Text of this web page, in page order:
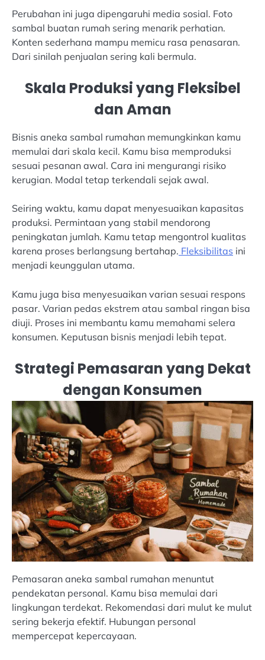
Perubahan ini juga dipengaruhi media sosial. Foto
sambal buatan rumah sering menarik perhatian.
Konten sederhana mampu memicu rasa penasaran.
Dari sinilah penjualan sering kali bermula.
Skala Produksi yang Fleksibel
dan Aman
Bisnis aneka sambal rumahan memungkinkan kamu
memulai dari skala kecil. Kamu bisa memproduksi
sesuai pesanan awal. Cara ini mengurangi risiko
kerugian. Modal tetap terkendali sejak awal.
Seiring waktu, kamu dapat menyesuaikan kapasitas
produksi. Permintaan yang stabil mendorong
peningkatan jumlah. Kamu tetap mengontrol kualitas
karena proses berlangsung bertahap. Fleksibilitas ini
menjadi keunggulan utama.
Kamu juga bisa menyesuaikan varian sesuai respons
pasar. Varian pedas ekstrem atau sambal ringan bisa
diuji. Proses ini membantu kamu memahami selera
konsumen. Keputusan bisnis menjadi lebih tepat.
Strategi Pemasaran yang Dekat
dengan Konsumen
Pemasaran aneka sambal rumahan menuntut
pendekatan personal. Kamu bisa memulai dari
lingkungan terdekat. Rekomendasi dari mulut ke mulut
sering bekerja efektif. Hubungan personal
mempercepat kepercayaan.